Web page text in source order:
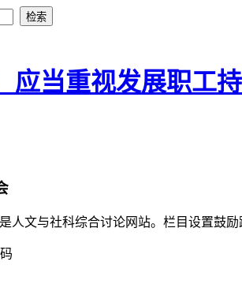
应当重视发展职工
是人文与社科综合讨论网站。栏目设置鼓